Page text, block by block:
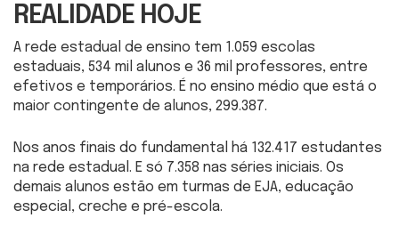
REALIDADE HOJE
A rede estadual de ensino tem 1.059 escolas
estaduais, 534 mil alunos e 36 mil professores, entre
efetivos e temporários. É no ensino médio que está o
maior contingente de alunos, 299.387.
Nos anos finais do fundamental há 132.417 estudantes
na rede estadual. E só 7.358 nas séries iniciais. Os
demais alunos estão em turmas de EJA, educação
especial, creche e pré-escola.